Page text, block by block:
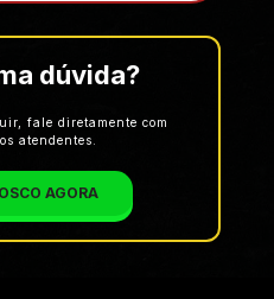
dúvida?
AGORA
fale diretamente com
atendentes.